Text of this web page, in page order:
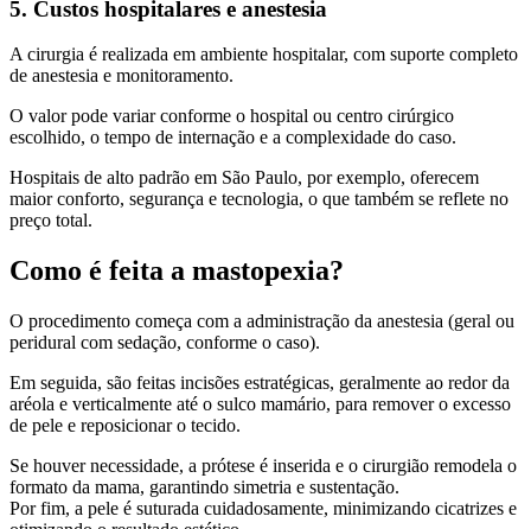
5. Custos hospitalares e anestesia
A cirurgia é realizada em ambiente hospitalar, com suporte completo
de anestesia e monitoramento.
O valor pode variar conforme o hospital ou centro cirúrgico
escolhido, o tempo de internação e a complexidade do caso.
Hospitais de alto padrão em São Paulo, por exemplo, oferecem
maior conforto, segurança e tecnologia, o que também se reflete no
preço total.
Como é feita a mastopexia?
O procedimento começa com a administração da anestesia (geral ou
peridural com sedação, conforme o caso).
Em seguida, são feitas incisões estratégicas, geralmente ao redor da
aréola e verticalmente até o sulco mamário, para remover o excesso
de pele e reposicionar o tecido.
Se houver necessidade, a prótese é inserida e o cirurgião remodela o
formato da mama, garantindo simetria e sustentação.
Por fim, a pele é suturada cuidadosamente, minimizando cicatrizes e